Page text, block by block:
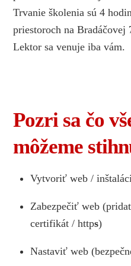
Trvanie školenia sú 4
priestoroch na
Lektor sa venuje iba vám.
Pozri sa čo
môžeme
Vytvoriť web /
Zabezpečiť web
certifikát / https)
Nastaviť web